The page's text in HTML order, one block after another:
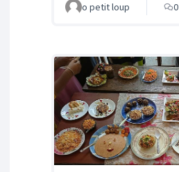
o petit loup 0